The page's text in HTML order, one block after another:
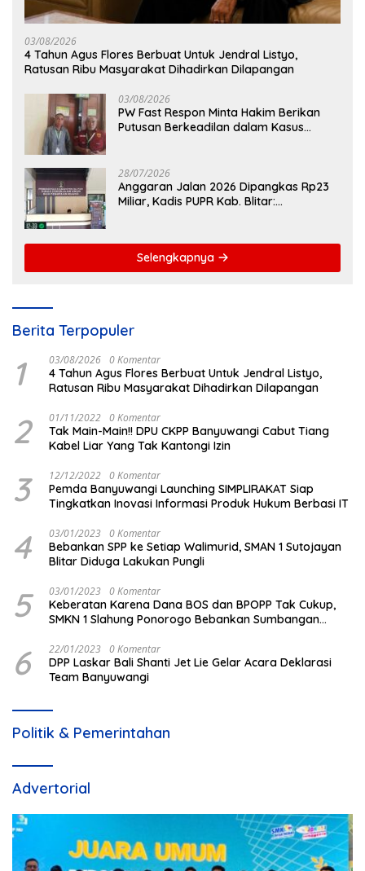
03/08/2026
4 Tahun Agus Flores Berbuat Untuk Jendral Listyo,
Ratusan Ribu Masyarakat Dihadirkan Dilapangan
03/08/2026
PW Fast Respon Minta Hakim Berikan
Putusan Berkeadilan dalam Kasus
28/07/2026
Anggaran Jalan 2026 Dipangkas Rp23
Miliar, Kadis PUPR Kab. Blitar:
Selengkapnya
Berita Terpopuler
1 03/08/2026 0 Komentar
4 Tahun Agus Flores Berbuat Untuk Jendral Listyo,
Ratusan Ribu Masyarakat Dihadirkan Dilapangan
2 01/11/2022 0 Komentar
Tak Main-Main!! DPU CKPP Banyuwangi Cabut Tiang
Kabel Liar Yang Tak Kantongi Izin
3 12/12/2022 0 Komentar
Pemda Banyuwangi Launching SIMPLIRAKAT Siap
Tingkatkan Inovasi Informasi Produk Hukum Berbasi IT
4 03/01/2023 0 Komentar
Bebankan SPP ke Setiap Walimurid, SMAN 1 Sutojayan
Blitar Diduga Lakukan Pungli
5 03/01/2023 0 Komentar
Keberatan Karena Dana BOS dan BPOPP Tak Cukup,
SMKN 1 Slahung Ponorogo Bebankan Sumbangan
6 22/01/2023 0 Komentar
DPP Laskar Bali Shanti Jet Lie Gelar Acara Deklarasi
Team Banyuwangi
Politik & Pemerintahan
Advertorial